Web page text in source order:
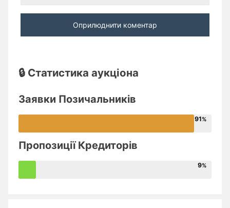
🔒 Статистика аукціона
Заявки Позичальників
91
Пропозиції Кредиторів
9